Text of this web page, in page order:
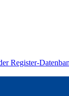
Register-